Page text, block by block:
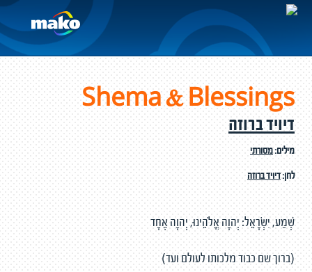
Shema & Blessings
דיויד ברוזה
מילים:מסורתי
לחן:דיויד ברוזה
שְׁמַע, יִשְׂרָאֵל: יְהוָה אֱלֹהֵינוּ, יְהוָה אֶחָד
(ברוך שם כבוד מלכותו לעולם ועד)